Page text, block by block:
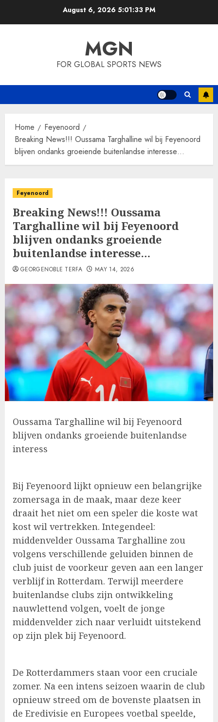
August 6, 2026 5:01:34 PM
MGN
FOR GLOBAL SPORTS NEWS
Home
Feyenoord
Breaking News!!! Oussama Targhalline wil bij Feyenoord
blijven ondanks groeiende buitenlandse interesse…
Feyenoord
Breaking News!!! Oussama
Targhalline wil bij Feyenoord
blijven ondanks groeiende
buitenlandse interesse…
GEORGENOBLE TERFA MAY 14, 2026
Oussama Targhalline wil bij Feyenoord
blijven ondanks groeiende buitenlandse
interess
Bij Feyenoord lijkt opnieuw een belangrijke
zomersaga in de maak, maar deze keer
draait het niet om een speler die koste wat
kost wil vertrekken. Integendeel:
middenvelder Oussama Targhalline zou
volgens verschillende geluiden binnen de
club juist de voorkeur geven aan een langer
verblijf in Rotterdam. Terwijl meerdere
buitenlandse clubs zijn ontwikkeling
nauwlettend volgen, voelt de jonge
middenvelder zich naar verluidt uitstekend
op zijn plek bij Feyenoord.
De Rotterdammers staan voor een cruciale
zomer. Na een intens seizoen waarin de club
opnieuw streed om de bovenste plaatsen in
de Eredivisie en Europees voetbal speelde,